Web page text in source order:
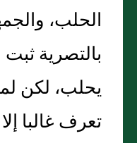
الحلب،
بالتصرية ثبت
يحلب، لكن
تعرف غالبا